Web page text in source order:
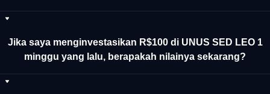
Jika saya menginvestasikan R$100 di UNUS SED LEO 1
minggu yang lalu, berapakah nilainya sekarang?